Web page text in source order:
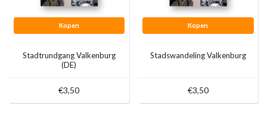
Kopen
Stadtrundgang Valkenburg
(DE)
€3,50
Kopen
Stadswandeling Valkenburg
€3,50